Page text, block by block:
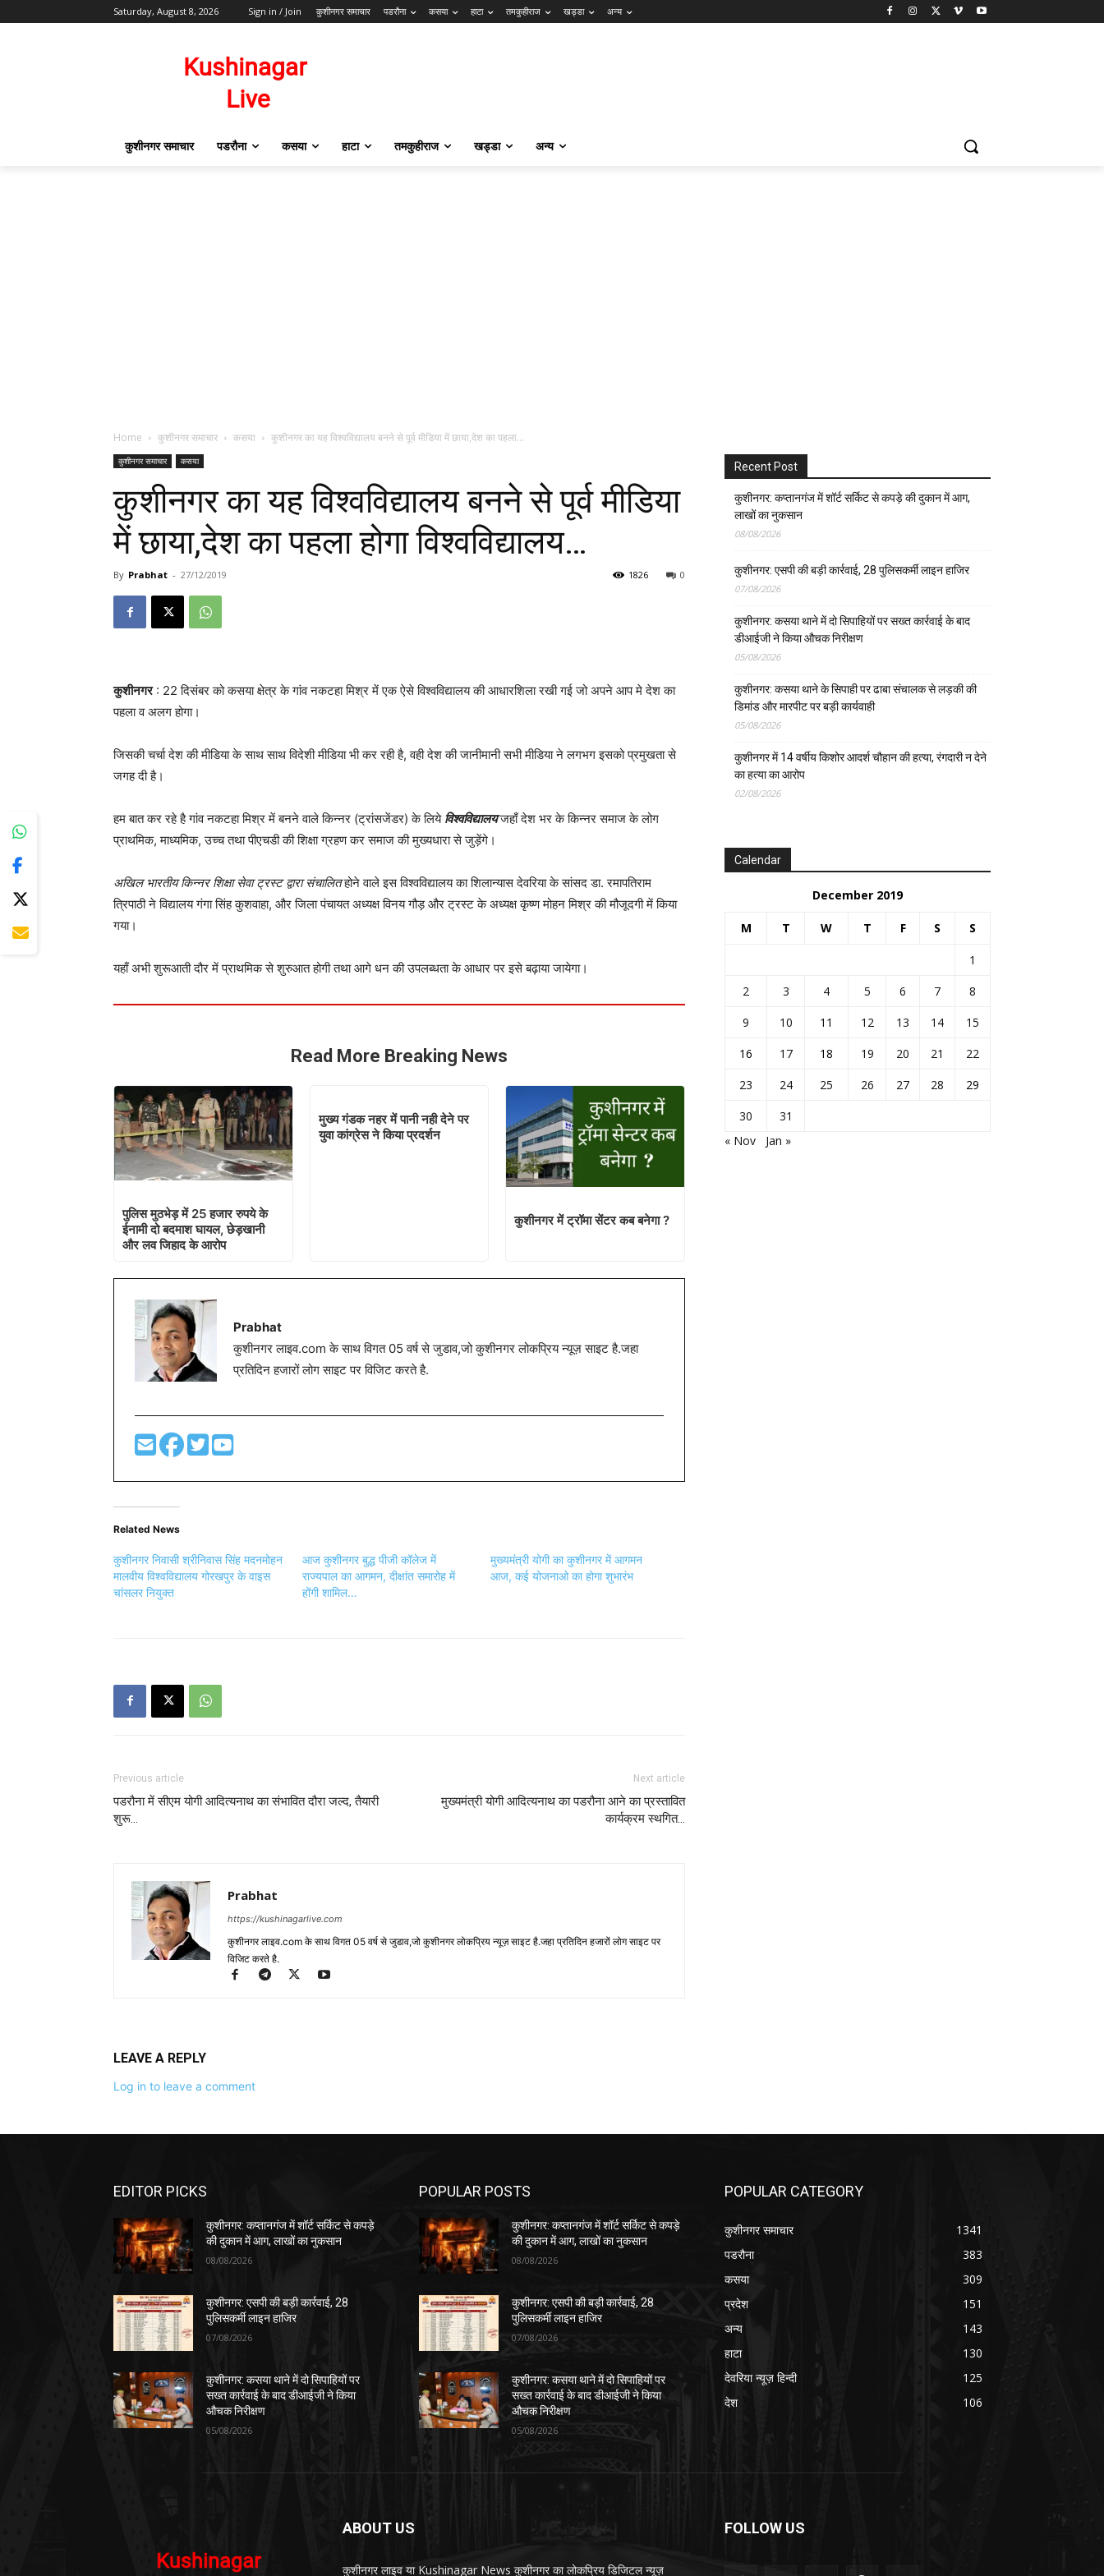
Saturday, August 8, 2026 Sign in / Join कुशीनगर समाचार पडरौना कसया हाटा तमकुहीराज खड्डा अन्य
कुशीनगर समाचार पडरौना कसया हाटा तमकुहीराज खड्डा अन्य
Home कुशीनगर समाचार कसया कुशीनगर का यह विश्वविद्यालय बनने से पूर्व मीडिया में छाया,देश का पहला...
कुशीनगर समाचार कसया
कुशीनगर का यह विश्वविद्यालय बनने से पूर्व मीडिया
में छाया,देश का पहला होगा विश्वविद्यालय…
By Prabhat - 27/12/2019 0
1826
कुशीनगर: 22 दिसंबर को कसया क्षेत्र के गांव नकटहा मिश्र में एक ऐसे विश्वविद्यालय की आधारशिला रखी गई जो अपने आप मे देश का
पहला व अलग होगा।
जिसकी चर्चा देश की मीडिया के साथ साथ विदेशी मीडिया भी कर रही है, वही देश की जानीमानी सभी मीडिया ने लगभग इसको प्रमुखता से
जगह दी है।
हम बात कर रहे है गांव नकटहा मिश्र में बनने वाले किन्नर (ट्रांसजेंडर) के लिये विश्वविद्यालयजहाँ देश भर के किन्नर समाज के लोग
प्राथमिक, माध्यमिक, उच्च तथा पीएचडी की शिक्षा ग्रहण कर समाज की मुख्यधारा से जुड़ेंगे।
अखिल भारतीय किन्नर शिक्षा सेवा ट्रस्ट द्वारा संचालितहोने वाले इस विश्वविद्यालय का शिलान्यास देवरिया के सांसद डा. रमापतिराम
त्रिपाठी ने विद्यालय गंगा सिंह कुशवाहा, और जिला पंचायत अध्यक्ष विनय गौड़ और ट्रस्ट के अध्यक्ष कृष्ण मोहन मिश्र की मौजूदगी में किया
गया।
यहाँ अभी शुरूआती दौर में प्राथमिक से शुरुआत होगी तथा आगे धन की उपलब्धता के आधार पर इसे बढ़ाया जायेगा।
Read More Breaking News
पुलिस मुठभेड़ में 25 हजार रुपये के
ईनामी दो बदमाश घायल, छेड़खानी
और लव जिहाद के आरोप
मुख्य गंडक नहर में पानी नही देने पर
युवा कांग्रेस ने किया प्रदर्शन
कुशीनगर में ट्रॉमा सेंटर कब बनेगा ?
Prabhat
कुशीनगर लाइव.com के साथ विगत 05 वर्ष से जुडाव,जो कुशीनगर लोकप्रिय न्यूज़ साइट है.जहा
प्रतिदिन हजारों लोग साइट पर विजिट करते है.
Related News
कुशीनगर निवासी श्रीनिवास सिंह मदनमोहन
मालवीय विश्वविद्यालय गोरखपुर के वाइस
चांसलर नियुक्त
आज कुशीनगर बुद्ध पीजी कॉलेज में
राज्यपाल का आगमन, दीक्षांत समारोह में
होंगी शामिल…
मुख्यमंत्री योगी का कुशीनगर में आगमन
आज, कई योजनाओ का होगा शुभारंभ
Previous article
पडरौना में सीएम योगी आदित्यनाथ का संभावित दौरा जल्द, तैयारी
शुरू…
Next article
मुख्यमंत्री योगी आदित्यनाथ का पडरौना आने का प्रस्तावित
कार्यक्रम स्थगित…
Prabhat
https://kushinagarlive.com
कुशीनगर लाइव.com के साथ विगत 05 वर्ष से जुडाव,जो कुशीनगर लोकप्रिय न्यूज़ साइट है.जहा प्रतिदिन हजारों लोग साइट पर
विजिट करते है.
LEAVE A REPLY
Log in to leave a comment
Recent Post
कुशीनगर: कप्तानगंज में शॉर्ट सर्किट से कपड़े की दुकान में आग,
लाखों का नुकसान
08/08/2026
कुशीनगर: एसपी की बड़ी कार्रवाई, 28 पुलिसकर्मी लाइन हाजिर
07/08/2026
कुशीनगर: कसया थाने में दो सिपाहियों पर सख्त कार्रवाई के बाद
डीआईजी ने किया औचक निरीक्षण
05/08/2026
कुशीनगर: कसया थाने के सिपाही पर ढाबा संचालक से लड़की की
डिमांड और मारपीट पर बड़ी कार्यवाही
05/08/2026
कुशीनगर में 14 वर्षीय किशोर आदर्श चौहान की हत्या, रंगदारी न देने
का हत्या का आरोप
02/08/2026
Calendar
December 2019
M T W T F S S
1
2
3 4 5 6 7
8
9
10 11 12 13 14
15
16
17 18 19 20 21
22
23
24 25 26 27 28
29
30
31
« Nov
Jan »
EDITOR PICKS
कुशीनगर: कप्तानगंज में शॉर्ट सर्किट से कपड़े
की दुकान में आग, लाखों का नुकसान
08/08/2026
कुशीनगर: एसपी की बड़ी कार्रवाई, 28
पुलिसकर्मी लाइन हाजिर
07/08/2026
कुशीनगर: कसया थाने में दो सिपाहियों पर
सख्त कार्रवाई के बाद डीआईजी ने किया
औचक निरीक्षण
05/08/2026
POPULAR POSTS
कुशीनगर: कप्तानगंज में शॉर्ट सर्किट से कपड़े
की दुकान में आग, लाखों का नुकसान
08/08/2026
कुशीनगर: एसपी की बड़ी कार्रवाई, 28
पुलिसकर्मी लाइन हाजिर
07/08/2026
कुशीनगर: कसया थाने में दो सिपाहियों पर
सख्त कार्रवाई के बाद डीआईजी ने किया
औचक निरीक्षण
05/08/2026
POPULAR CATEGORY
कुशीनगर समाचार
1341
पडरौना
383
कसया
309
प्रदेश
151
अन्य
143
हाटा
130
देवरिया न्यूज़ हिन्दी
125
देश
106
ABOUT US
कुशीनगर लाइव या Kushinagar News कुशीनगर का लोकप्रिय डिजिटल न्यूज़
FOLLOW US